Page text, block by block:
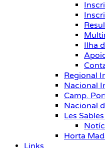
Ilha
Regional
Nacional
Camp.
Nacional
Les
Horta
Links